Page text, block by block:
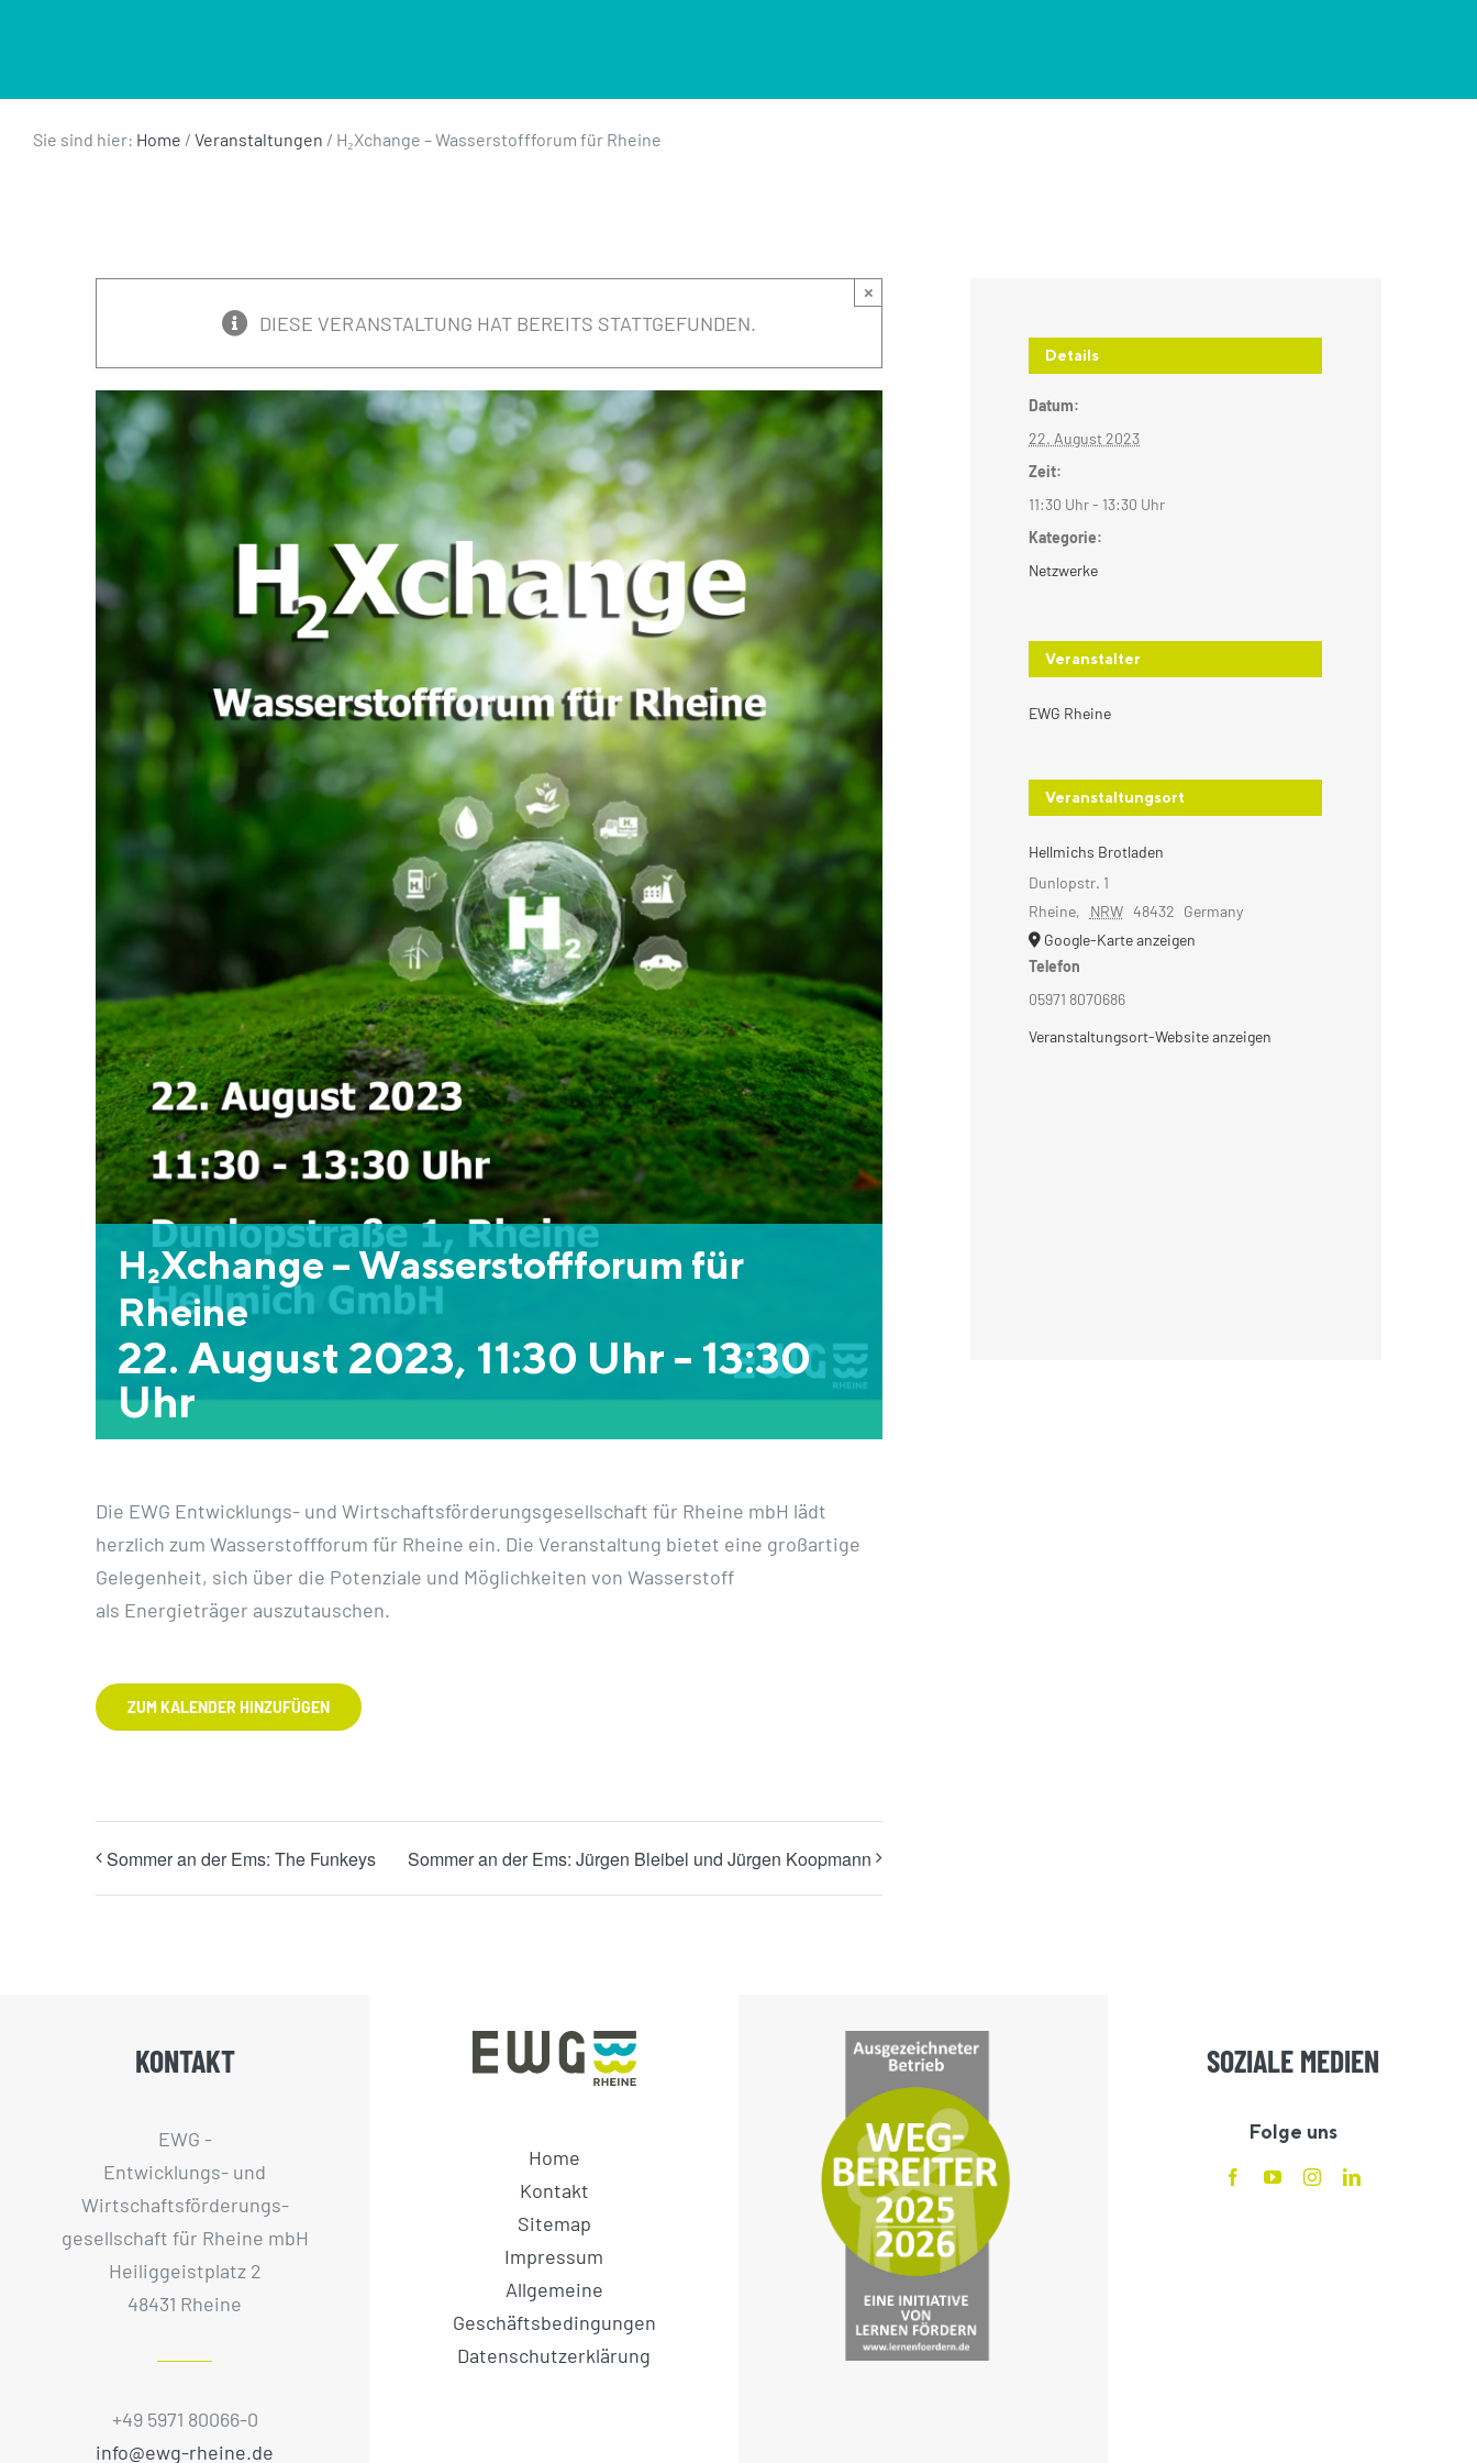
Sie sind hier: Home / Veranstaltungen / H₂Xchange – Wasserstoffforum für Rheine
DIESE VERANSTALTUNG HAT BEREITS STATTGEFUNDEN.
×
H₂Xchange – Wasserstoffforum für
Rheine
22. August 2023, 11:30 Uhr - 13:30
Uhr
Die EWG Entwicklungs- und Wirtschaftsförderungsgesellschaft für Rheine mbH lädt
herzlich zum Wasserstoffforum für Rheine ein. Die Veranstaltung bietet eine großartige
Gelegenheit, sich über die Potenziale und Möglichkeiten von Wasserstoff
als Energieträger auszutauschen.
ZUM KALENDER HINZUFÜGEN
Sommer an der Ems: The Funkeys Sommer an der Ems: Jürgen Bleibel und Jürgen Koopmann
Details
Datum:
22. August 2023
Zeit:
11:30 Uhr - 13:30 Uhr
Kategorie:
Netzwerke
Veranstalter
EWG Rheine
Veranstaltungsort
Hellmichs Brotladen
Dunlopstr. 1
Rheine, NRW 48432 Germany
Google-Karte anzeigen
Telefon
05971 8070686
Veranstaltungsort-Website anzeigen
KONTAKT
EWG -
Entwicklungs- und
Wirtschaftsförderungs­
gesellschaft für Rheine mbH
Heiliggeistplatz 2
48431 Rheine
+49 5971 80066-0
info@ewg-rheine.de
Home
Kontakt
Sitemap
Impressum
Allgemeine
Geschäftsbedingungen
Datenschutzerklärung
SOZIALE MEDIEN
Folge uns